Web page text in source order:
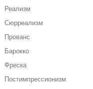
Реализм
Сюрреализм
Прованс
Барокко
Фреска
Постимпрессионизм